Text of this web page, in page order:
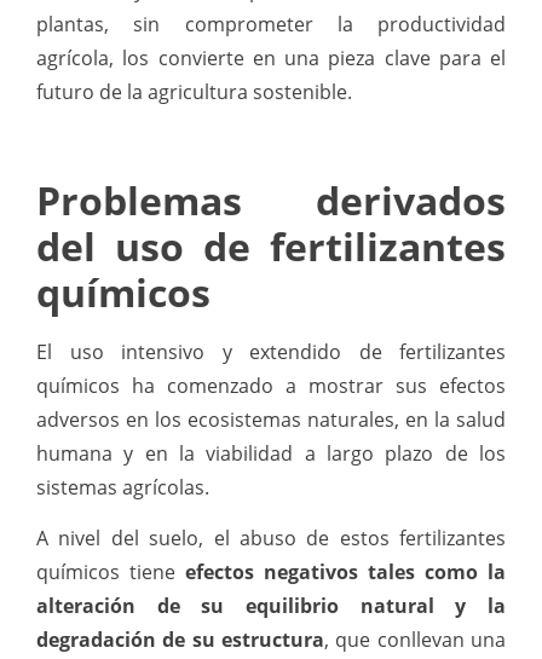
plantas, sin comprometer la productividad
agrícola, los convierte en una pieza clave para el
futuro de la agricultura sostenible.
Problemas derivados
del uso de fertilizantes
químicos
El uso intensivo y extendido de fertilizantes
químicos ha comenzado a mostrar sus efectos
adversos en los ecosistemas naturales, en la salud
humana y en la viabilidad a largo plazo de los
sistemas agrícolas.
A nivel del suelo, el abuso de estos fertilizantes
químicos tiene efectos negativos tales como la
alteración de su equilibrio natural y la
degradación de su estructura, que conllevan una